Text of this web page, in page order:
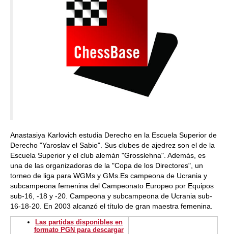
Anastasiya Karlovich estudia Derecho en la Escuela Superior de
Derecho "Yaroslav el Sabio". Sus clubes de ajedrez son el de la
Escuela Superior y el club alemán "Grosslehna". Además, es
una de las organizadoras de la "Copa de los Directores", un
torneo de liga para WGMs y GMs.Es campeona de Ucrania y
subcampeona femenina del Campeonato Europeo por Equipos
sub-16, -18 y -20. Campeona y subcampeona de Ucrania sub-
16-18-20. En 2003 alcanzó el título de gran maestra femenina.
Las partidas disponibles en
formato PGN para descargar